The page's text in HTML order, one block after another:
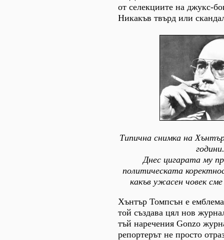
от селекциите на джукс-
Никакъв твърд или
Типична снимка на
години.
Днес цигарата му
политическата
какъв ужасен човек
Хънтър Томпсън е
той създава цял нов
тъй наречения Gonzo
репортерът не просто